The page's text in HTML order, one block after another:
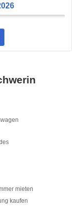
mieten
kaufen